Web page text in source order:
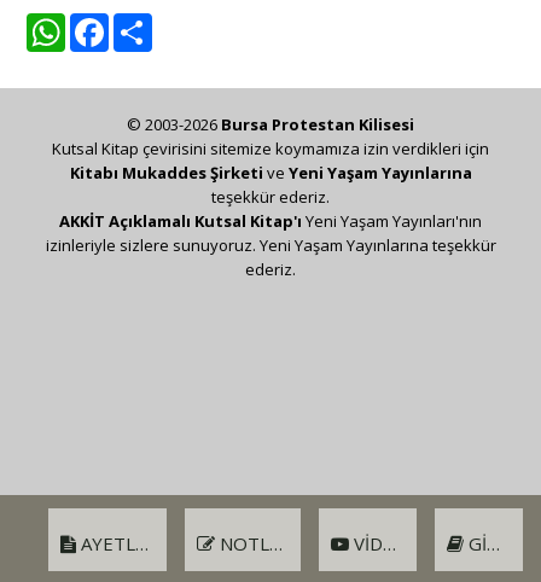
WhatsAppFacebook
AYETLER NOTLAR VIDEO GIRIŞ
© 2003-2026 Bursa Protestan Kilisesi
Kutsal Kitap çevirisini sitemize koymamıza izin verdikleri için
Kitabı Mukaddes Şirketi ve Yeni Yaşam Yayınlarına
teşekkür ederiz.
AKKİT Açıklamalı Kutsal Kitap'ı Yeni Yaşam Yayınları'nın
izinleriyle sizlere sunuyoruz. Yeni Yaşam Yayınlarına teşekkür
ederiz.